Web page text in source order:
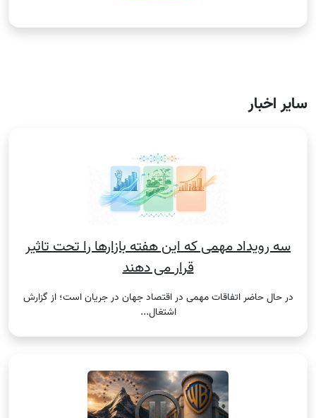
سایر اخبار
سه رویداد مهمی که این هفته بازارها را تحت تاثیر
قرار می دهند
در حال حاضر اتفاقات مهمی در اقتصاد جهان در جریان است؛ از گزارش
اشتغال...